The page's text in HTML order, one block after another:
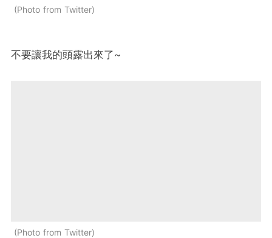
Photo from Twitter
不要讓我的頭露出來了~
Photo from Twitter